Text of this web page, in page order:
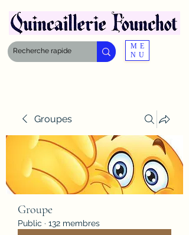
ME
NU
Groupes
Groupe
Public · 132 membres